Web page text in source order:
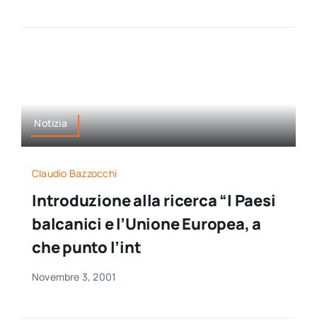
Notizia
Claudio Bazzocchi
Introduzione alla ricerca “I Paesi
balcanici e l’Unione Europea, a
che punto l’int
Novembre 3, 2001